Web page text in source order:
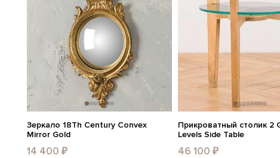
Зеркало 18Th Century Convex
Mirror Gold
14 400 ₽
Прикроватный столик 2
Levels Side Table
46 100 ₽